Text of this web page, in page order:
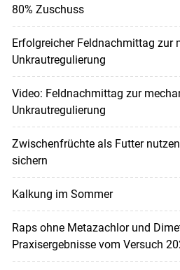
80% Zuschuss
Erfolgreicher Feldnachmittag zur
Unkrautregulierung
Video: Feldnachmittag zur
Unkrautregulierung
Zwischenfrüchte als Futter
sichern
Kalkung im Sommer
Raps ohne Metazachlor und
Praxisergebnisse vom Versuch